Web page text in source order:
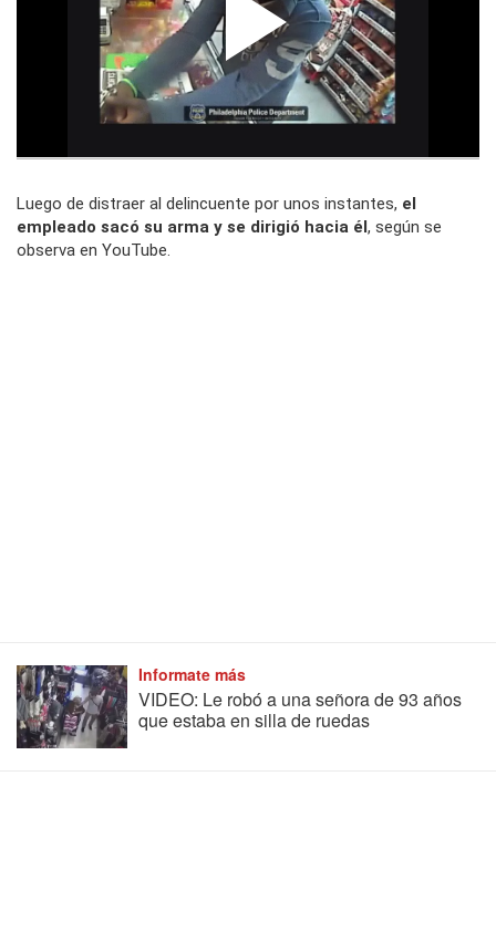
Luego de distraer al delincuente por unos instantes, el
empleado sacó su arma y se dirigió hacia él, según se
observa en YouTube.
Informate más
VIDEO: Le robó a una señora de 93 años
que estaba en silla de ruedas